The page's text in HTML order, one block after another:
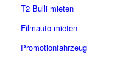
T2 Bulli mieten
Filmauto mieten
Promotionfahrzeug